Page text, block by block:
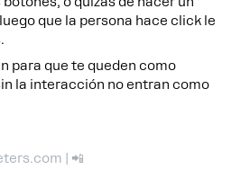
que la persona hace click le
para que te queden como
la interacción no entran como
| 📲